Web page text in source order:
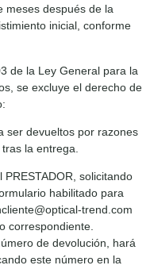
meses después de la
inicial, conforme
de la Ley General para la
se excluye el derecho de
ser devueltos por razones
la entrega.
solicitando
habilitado para
trend.com
correspondiente.
de devolución, hará
este número en la